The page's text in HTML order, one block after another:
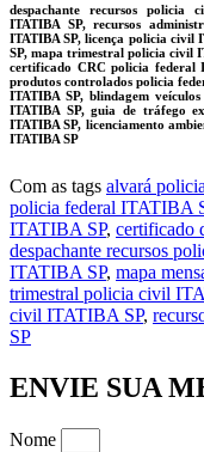
despachante recursos policia
ITATIBA SP, recursos
ITATIBA SP, licença policia civil
SP, mapa trimestral policia civil
certificado CRC policia federal
produtos controlados policia
ITATIBA SP, blindagem
ITATIBA SP, guia de tráfego
ITATIBA SP, licenciamento
ITATIBA SP
Com as tags alvará
policia federal ITATIBA
ITATIBA SP, certificado
despachante recursos
ITATIBA SP, mapa
trimestral policia civil
civil ITATIBA SP,
SP
ENVIE SUA
Nome